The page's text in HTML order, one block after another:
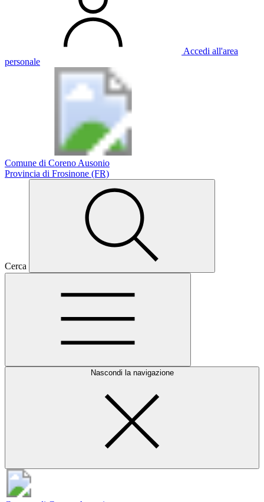
Accedi all'area
personale
Comune di Coreno Ausonio
Provincia di Frosinone (FR)
Cerca
Nascondi la navigazione